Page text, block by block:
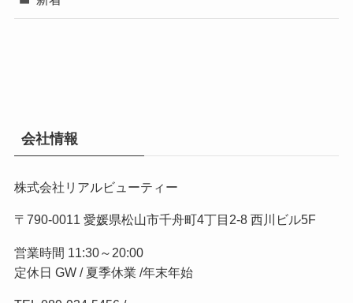
会社情報
株式会社リアルビューティー
〒790-0011 愛媛県松山市千舟町4丁目2-8 西川ビル5F
営業時間 11:30～20:00
定休日 GW / 夏季休業 /年末年始